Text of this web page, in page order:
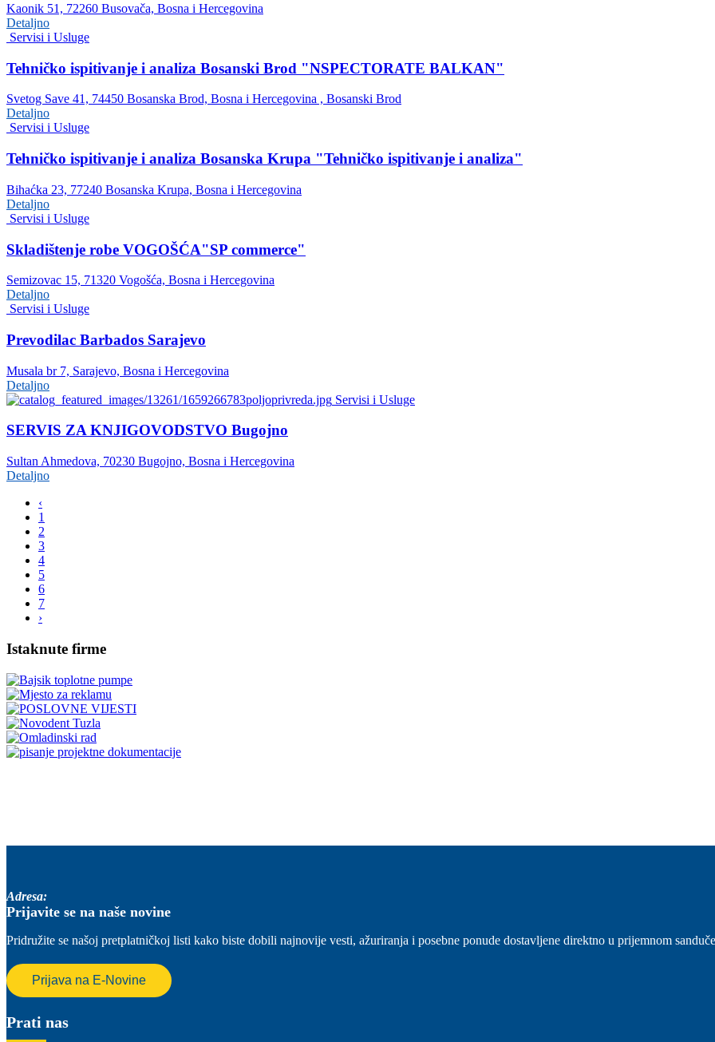
Kaonik 51, 72260 Busovača, Bosna i Hercegovina
Detaljno
Servisi i Usluge
Tehničko ispitivanje i analiza Bosanski Brod "NSPECTORATE BALKAN"
Svetog Save 41, 74450 Bosanska Brod, Bosna i Hercegovina , Bosanski Brod
Detaljno
Servisi i Usluge
Tehničko ispitivanje i analiza Bosanska Krupa "Tehničko ispitivanje i analiza"
Bihaćka 23, 77240 Bosanska Krupa, Bosna i Hercegovina
Detaljno
Servisi i Usluge
Skladištenje robe VOGOŠĆA"SP commerce"
Semizovac 15, 71320 Vogošća, Bosna i Hercegovina
Detaljno
Servisi i Usluge
Prevodilac Barbados Sarajevo
Musala br 7, Sarajevo, Bosna i Hercegovina
Detaljno
Servisi i Usluge
SERVIS ZA KNJIGOVODSTVO Bugojno
Sultan Ahmedova, 70230 Bugojno, Bosna i Hercegovina
Detaljno
‹
1
2
3
4
5
6
7
›
Istaknute firme
Adresa:
Prijavite se na naše novine
Pridružite se našoj pretplatničkoj listi kako biste dobili najnovije vesti, ažuriranja i posebne ponude dostavljene direktno u prijemnom
Prijava na E-Novine
Prati nas